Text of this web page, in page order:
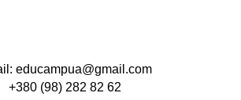
educampua@gmail.com
+380 (98) 282 82 62